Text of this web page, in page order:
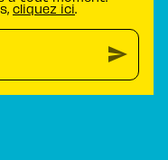
cliquez ici.
send